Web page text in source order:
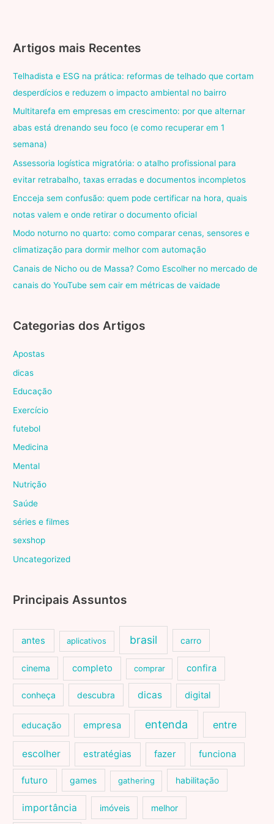
Artigos mais Recentes
Telhadista e ESG na prática: reformas de telhado que cortam
desperdícios e reduzem o impacto ambiental no bairro
Multitarefa em empresas em crescimento: por que alternar
abas está drenando seu foco (e como recuperar em 1
semana)
Assessoria logística migratória: o atalho profissional para
evitar retrabalho, taxas erradas e documentos incompletos
Encceja sem confusão: quem pode certificar na hora, quais
notas valem e onde retirar o documento oficial
Modo noturno no quarto: como comparar cenas, sensores e
climatização para dormir melhor com automação
Canais de Nicho ou de Massa? Como Escolher no mercado de
canais do YouTube sem cair em métricas de vaidade
Categorias dos Artigos
Apostas
dicas
Educação
Exercício
futebol
Medicina
Mental
Nutrição
Saúde
séries e filmes
sexshop
Uncategorized
Principais Assuntos
antes aplicativos brasil carro
cinema completo comprar confira
conheça descubra dicas digital
educação empresa entenda entre
escolher estratégias fazer funciona
futuro games gathering habilitação
importância imóveis melhor